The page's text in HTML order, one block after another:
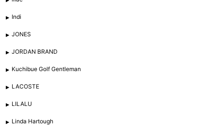
Indi
JONES
JORDAN BRAND
Kuchibue Golf Gentleman
LACOSTE
LILALU
Linda Hartough